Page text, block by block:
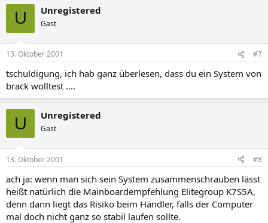
U Unregistered
Gast
13. Oktober 2001 #7
tschuldigung, ich hab ganz überlesen, dass du ein System von
brack wolltest ....
U Unregistered
Gast
13. Oktober 2001 #8
ach ja: wenn man sich sein System zusammenschrauben lässt
heißt natürlich die Mainboardempfehlung Elitegroup K7S5A,
denn dann liegt das Risiko beim Händler, falls der Computer
mal doch nicht ganz so stabil laufen sollte.